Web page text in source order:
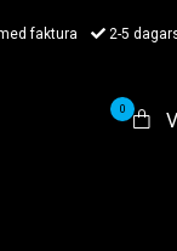
faktura 2-5
0